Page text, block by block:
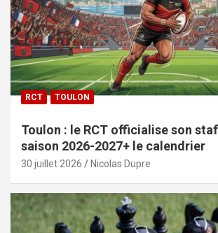
RCT TOULON
Toulon : le RCT officialise son
saison 2026-2027+ le calendrier
30 juillet 2026 Nicolas Dupre